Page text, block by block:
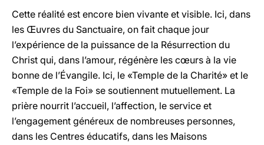
Cette réalité est encore bien vivante et visible. Ici, dans
les Œuvres du Sanctuaire, on fait chaque jour
l’expérience de la puissance de la Résurrection du
Christ qui, dans l’amour, régénère les cœurs à la vie
bonne de l’Évangile. Ici, le «Temple de la Charité» et le
«Temple de la Foi» se soutiennent mutuellement. La
prière nourrit l’accueil, l’affection, le service et
l’engagement généreux de nombreuses personnes,
dans les Centres éducatifs, dans les Maisons